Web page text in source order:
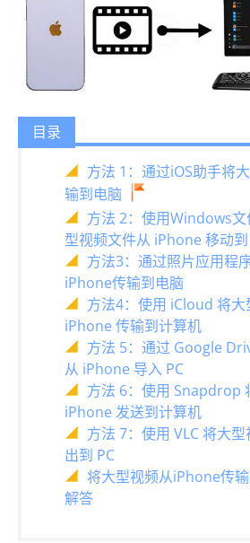
目录
方法 1：通过iOS助手将
输到电脑
方法 2：使用Windows
型视频文件从 iPhone 移动到
方法3：通过照片应用程
iPhone传输到电脑
方法4：使用 iCloud 将大
iPhone 传输到计算机
方法 5：通过 Google
从 iPhone 导入 PC
方法 6：使用 Snapdrop
iPhone 发送到计算机
方法 7：使用 VLC 将大
出到 PC
将大型视频从iPhone传
解答